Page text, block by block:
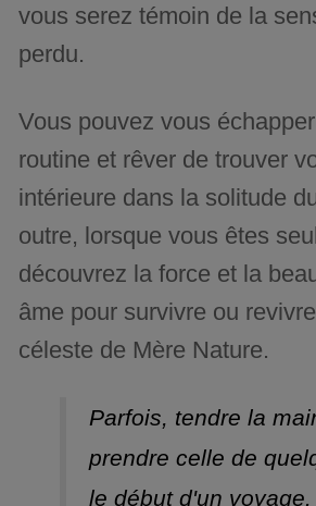
vous serez témoin de la
perdu.
Vous pouvez vous
routine et rêver de trouver
intérieure dans la solitude
outre, lorsque vous êtes
découvrez la force et la
âme pour survivre ou
céleste de Mère Nature.
Parfois, tendre la
prendre celle de
le début d'un voyage.